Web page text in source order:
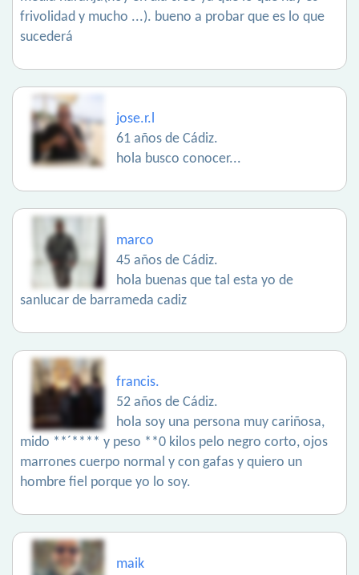
frivolidad y mucho ...). bueno a probar que es lo que
sucederá
jose.r.l
61 años de Cádiz.
hola busco conocer...
marco
45 años de Cádiz.
hola buenas que tal esta yo de
sanlucar de barrameda cadiz
francis.
52 años de Cádiz.
hola soy una persona muy cariñosa,
mido **´**** y peso **0 kilos pelo negro corto, ojos
marrones cuerpo normal y con gafas y quiero un
hombre fiel porque yo lo soy.
maik